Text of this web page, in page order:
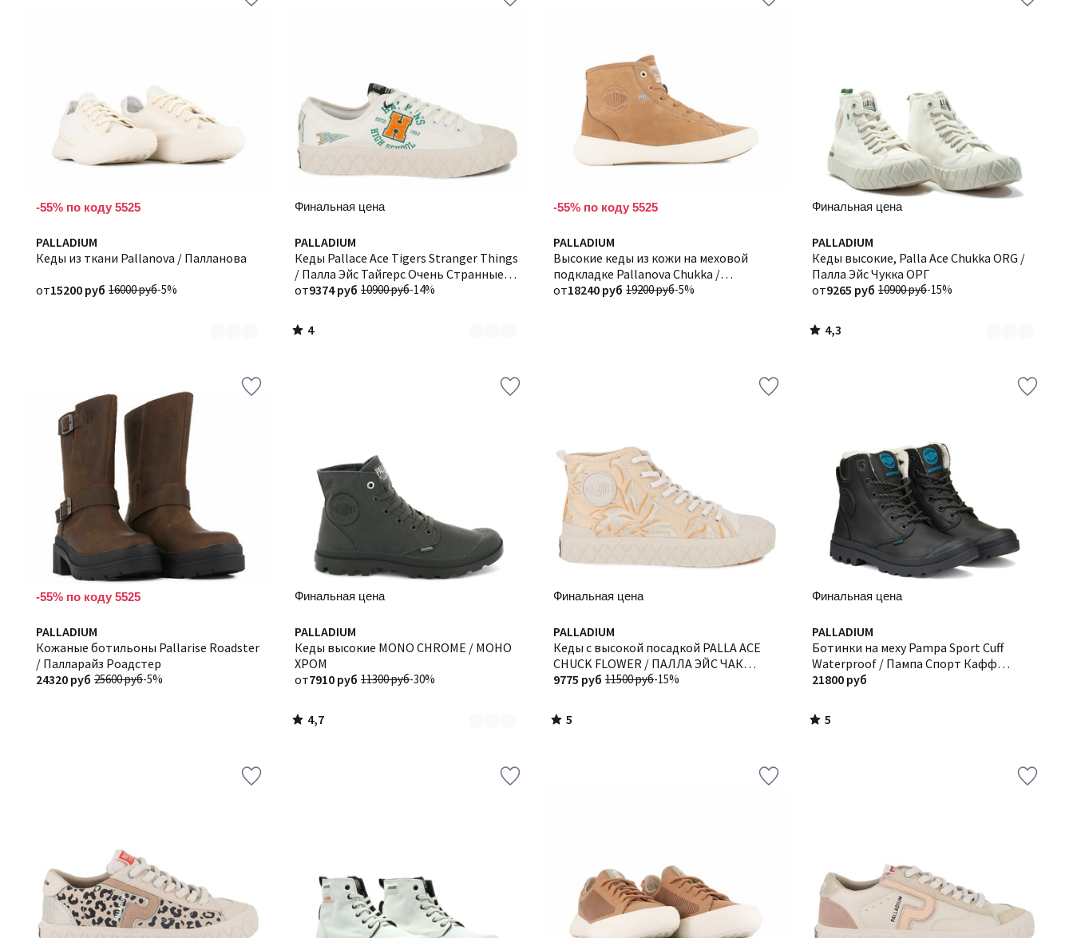
-55% по коду 5525
PALLADIUM
Кеды из ткани Pallanova / Палланова
16000 руб-5%
от15200 руб
Количество
цветов:
Финальная цена
PALLADIUM
Кеды Pallace Ace Tigers Stranger Things
/ Палла Эйс Тайгерс Очень Странные
Дела
10900 руб-14%
от9374 руб
4
/
5
Количество
цветов:
3
4
/
-55% по коду 5525
PALLADIUM
Высокие кеды из кожи на меховой
подкладке Pallanova Chukka /
Палланова Чукка19200 руб-5%
от18240 руб
Финальная цена
PALLADIUM
Кеды высокие, Palla Ace Chukka ORG /
Палла Эйс Чукка ОРГ
10900 руб-15%
от9265 руб
4,3
/ 5
Количество
цветов:
2
4,3
/
-55% по коду 5525
PALLADIUM
Кожаные ботильоны Pallarise Roadster
/ Палларайз Роадстер
25600 руб-5%
24320 руб
Финальная цена
PALLADIUM
Кеды высокие MONO CHROME / МОНО
ХРОМ
11300 руб-30%
от7910 руб
4,7
/ 5
Количество
цветов:
3
4,7
/
Финальная цена
PALLADIUM
Кеды с высокой посадкой PALLA ACE
CHUCK FLOWER / ПАЛЛА ЭЙС ЧАК
ФЛАУЭР 11500 руб-15%
9775 руб
5
/
5
5
/
Финальная цена
PALLADIUM
Ботинки на меху Pampa Sport Cuff
Waterproof / Пампа Спорт Кафф
Вотерпруф
21800 руб
5
/
5
5
/